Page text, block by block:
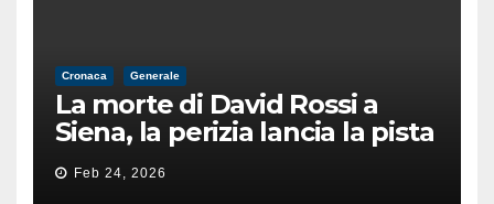
Cronaca Generale
La morte di David Rossi a
Siena, la perizia lancia la pista
di un’intimidazione finita
male
Feb 24, 2026